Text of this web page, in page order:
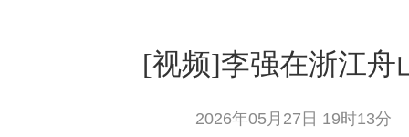
[视频]李强在浙江舟
2026年05月27日 19时13分